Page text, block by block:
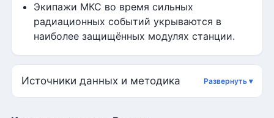
Экипажи МКС во время сильных
радиационных событий укрываются в
наиболее защищённых модулях станции.
Источники данных и методика